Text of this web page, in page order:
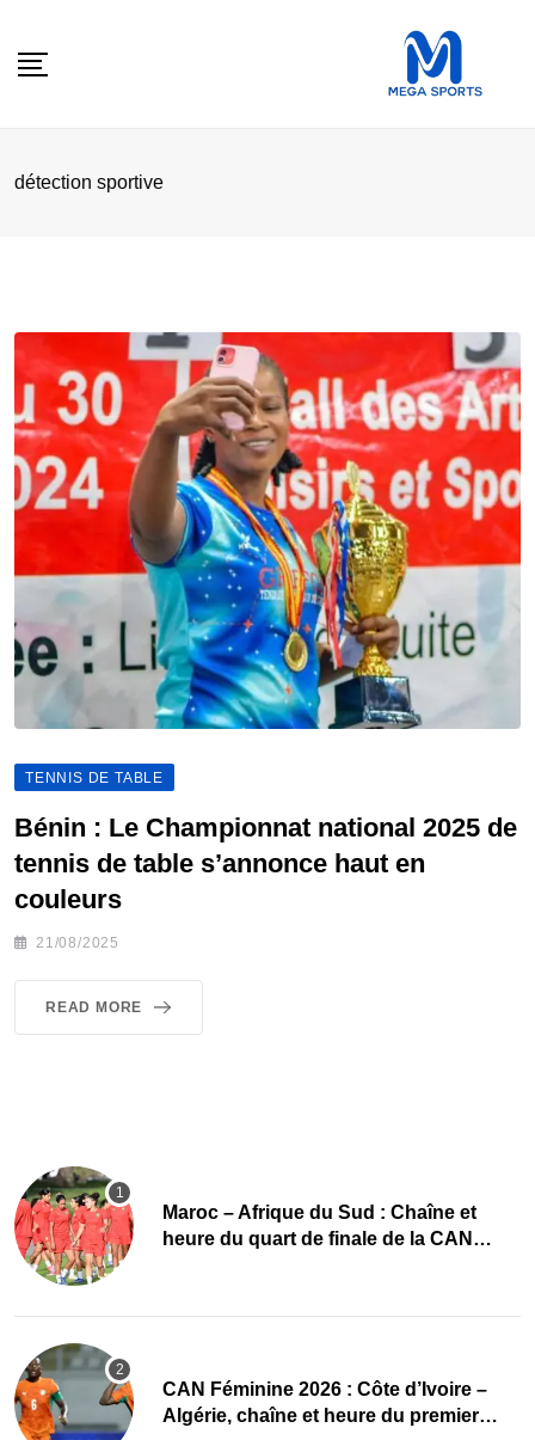
détection sportive
TENNIS DE TABLE
Bénin : Le Championnat national 2025 de
tennis de table s’annonce haut en
couleurs
21/08/2025
READ MORE
Maroc – Afrique du Sud : Chaîne et
heure du quart de finale de la CAN
CAN Féminine 2026 : Côte d’Ivoire –
Algérie, chaîne et heure du premier